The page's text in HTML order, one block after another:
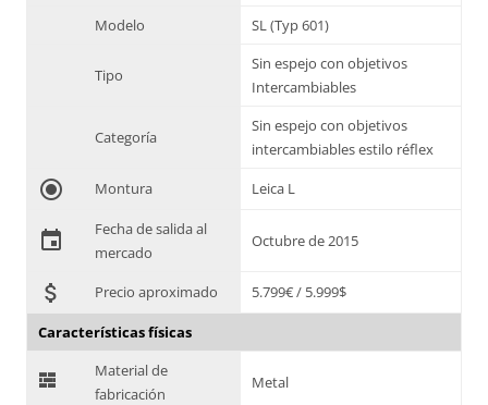
Modelo SL (Typ 601)
Tipo
Sin espejo con objetivos
Intercambiables
Categoría
Sin espejo con objetivos
intercambiables estilo réflex
radio_button_checked Montura Leica L
event
Fecha de salida al
mercado
Octubre de 2015
attach_money Precio aproximado 5.799€ / 5.999$
Características físicas
G
Material de
fabricación
Metal